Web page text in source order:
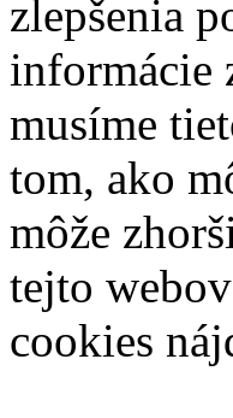
zlepšenia
informácie
musíme
tom, ako
môže
tejto
cookies